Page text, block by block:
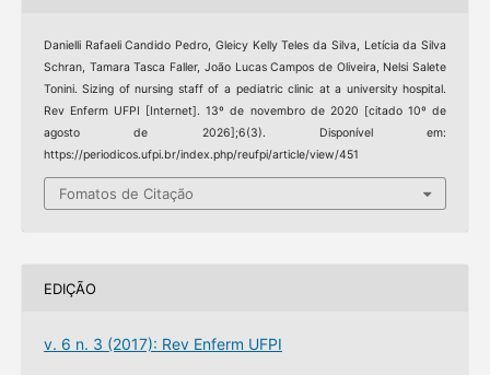
Danielli Rafaeli Candido Pedro, Gleicy Kelly Teles da Silva, Letícia da Silva
Schran, Tamara Tasca Faller, João Lucas Campos de Oliveira, Nelsi Salete
Tonini. Sizing of nursing staff of a pediatric clinic at a university hospital.
Rev Enferm UFPI [Internet]. 13º de novembro de 2020 [citado 10º de
agosto de 2026];6(3). Disponível em:
https://periodicos.ufpi.br/index.php/reufpi/article/view/451
Fomatos de Citação
EDIÇÃO
v. 6 n. 3 (2017): Rev Enferm UFPI